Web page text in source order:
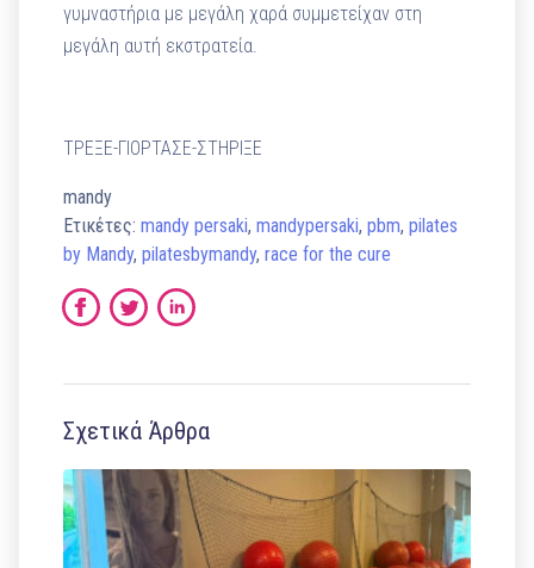
γυμναστήρια με μεγάλη χαρά συμμετείχαν στη
μεγάλη αυτή εκστρατεία.
ΤΡΕΞΕ-ΓΙΟΡΤΑΣΕ-ΣΤΗΡΙΞΕ
mandy
Ετικέτες:mandy persaki,mandypersaki,pbm,pilates
by Mandy,pilatesbymandy,race for the cure
Σχετικά Άρθρα